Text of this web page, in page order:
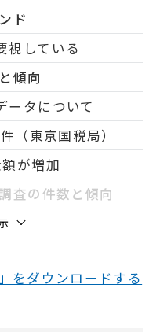
ド
視している
傾向
ータについて
（東京国税局）
が増加
査の件数と傾向
をダウンロードする